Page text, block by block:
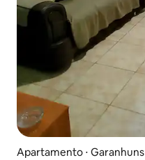
Apartamento ⋅ Garanhuns